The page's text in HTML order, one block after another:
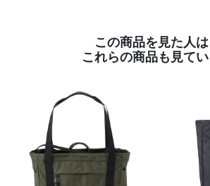
この商品を見た人は
これらの商品も見て